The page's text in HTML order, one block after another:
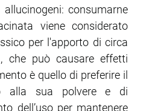
consumarne
viene considerato
per l'apporto di circa
che può causare effetti
è quello di preferire il
alla sua polvere e di
dell’uso per mantenere